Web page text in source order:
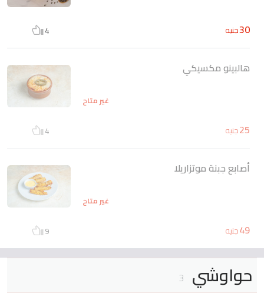
30جنيه 4
هالبينو مكسيكي
غير متاح
25جنيه 4
أصابع جبنة موتزاريلا
غير متاح
49جنيه 9
حواوشي 3